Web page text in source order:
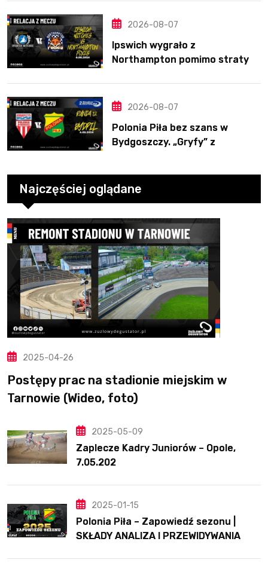
2026-08-07
Ipswich wygrało z
Northampton pomimo straty
2026-08-07
Polonia Piła bez szans w
Bydgoszczy. „Gryfy” z
Najczęściej oglądane
2025-04-26
Postępy prac na stadionie miejskim w
Tarnowie (Wideo, foto)
2025-05-09
Zaplecze Kadry Juniorów – Opole,
7.05.202
2025-01-15
Polonia Piła – Zapowiedź sezonu |
SKŁADY ANALIZA I PRZEWIDYWANIA